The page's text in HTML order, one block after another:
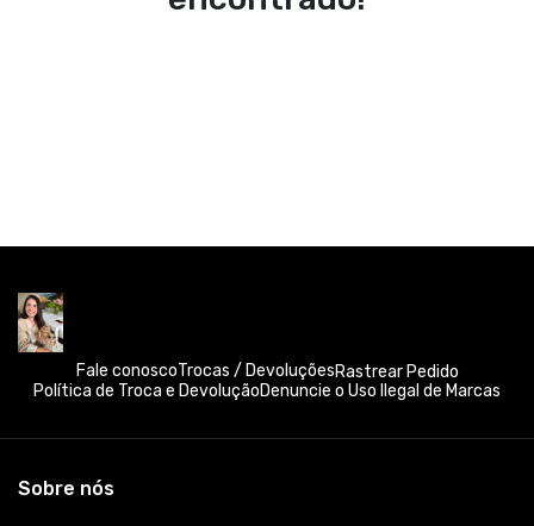
Fale conoscoTrocas / DevoluçõesRastrear Pedido
Política de Troca e DevoluçãoDenuncie o Uso Ilegal de Marcas
Sobre nós